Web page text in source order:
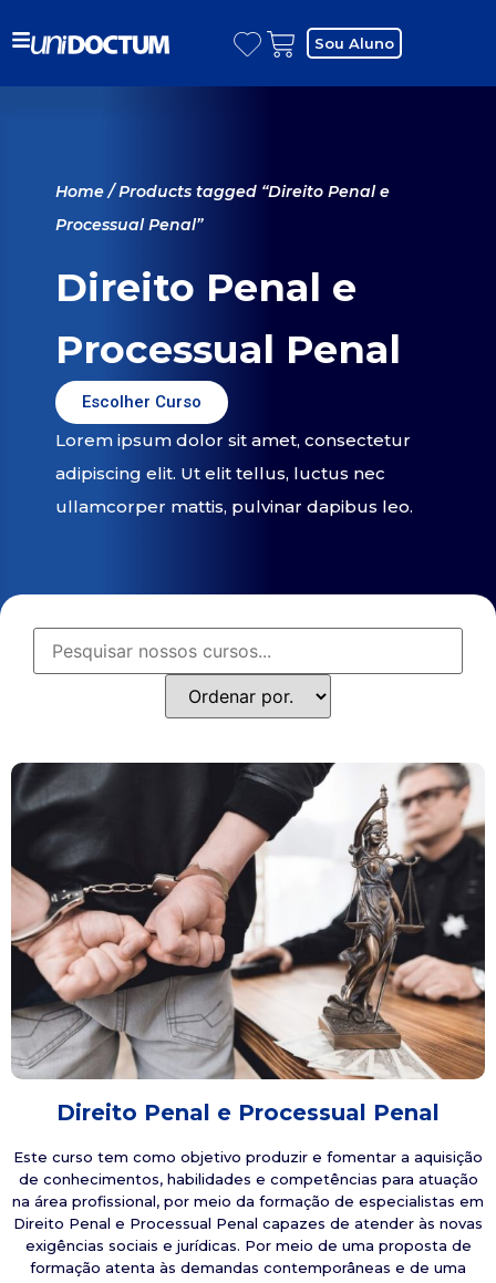
Sou Aluno
Home/ Products tagged “Direito Penal e
Processual Penal”
Direito Penal e
Processual Penal
Escolher Curso
Lorem ipsum dolor sit amet, consectetur
adipiscing elit. Ut elit tellus, luctus nec
ullamcorper mattis, pulvinar dapibus leo.
Direito Penal e Processual Penal
Este curso tem como objetivo produzir e fomentar a aquisição
de conhecimentos, habilidades e competências para atuação
na área profissional, por meio da formação de especialistas em
Direito Penal e Processual Penal capazes de atender às novas
exigências sociais e jurídicas. Por meio de uma proposta de
formação atenta às demandas contemporâneas e de uma